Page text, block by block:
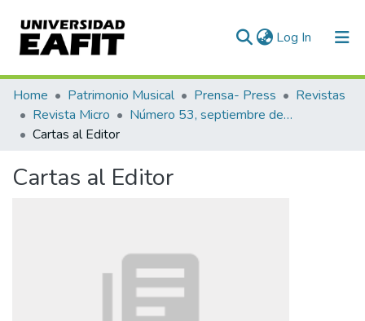
Log In (current)
Communities & Collections
All of DSpace
Home Patrimonio Musical Prensa- Press
Revistas
Revista Micro
Número 53, septiembre de 1943
Cartas al Editor
Cartas al Editor